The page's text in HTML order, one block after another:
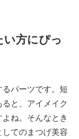
い方にぴっ
パーツです。短
と、アイメイク
ね。そんなとき
してのまつげ美容